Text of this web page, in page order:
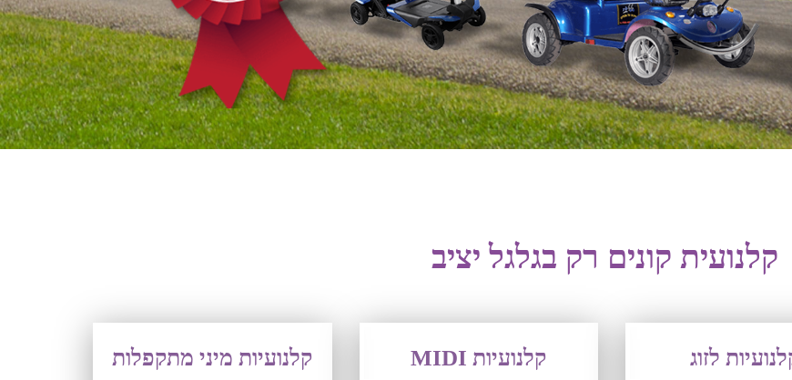
קלנועית קונים רק בגלגל יציב
קלנועיות מיני מתקפלות קלנועיות MIDI לזוג